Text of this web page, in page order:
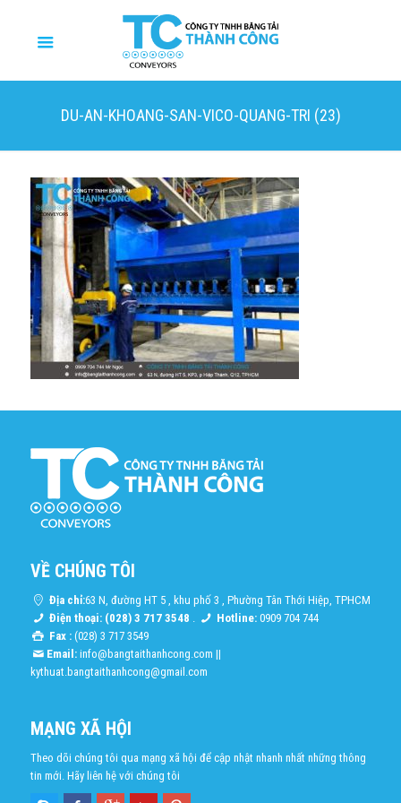
DU-AN-KHOANG-SAN-VICO-QUANG-TRI (23)
VỀ CHÚNG TÔI
Địa chỉ:63 N, đường HT 5 , khu phố 3 , Phường Tân Thới Hiệp, TPHCM
Điện thoại: (028) 3 717 3548 . Hotline: 0909 704 744
Fax :(028) 3 717 3549
Email: info@bangtaithanhcong.com ||
kythuat.bangtaithanhcong@gmail.com
MẠNG XÃ HỘI
Theo dõi chúng tôi qua mạng xã hội để cập nhật nhanh nhất những thông
tin mới. Hãy liên hệ với chúng tôi